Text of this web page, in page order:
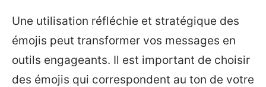
Une utilisation réfléchie et stratégique des
émojis peut transformer vos messages en
outils engageants. Il est important de choisir
des émojis qui correspondent au ton de votre